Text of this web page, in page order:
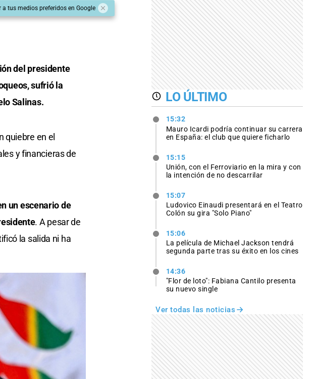
a tus medios preferidos en Google
del presidente
sufrió la
Salinas.
quiebre en el
y financieras de
un escenario de
. A pesar de
la salida ni ha
LO ÚLTIMO
15:32
Mauro Icardi podría continuar su carrera
en España: el club que quiere ficharlo
15:15
Unión, con el Ferroviario en la mira y con
la intención de no descarrilar
15:07
Ludovico Einaudi presentará en el Teatro
Colón su gira "Solo Piano"
15:06
La película de Michael Jackson tendrá
segunda parte tras su éxito en los cines
14:36
"Flor de loto": Fabiana Cantilo presenta
su nuevo single
Ver todas las noticias